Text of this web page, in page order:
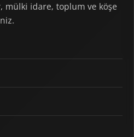
mülki idare, toplum ve köşe